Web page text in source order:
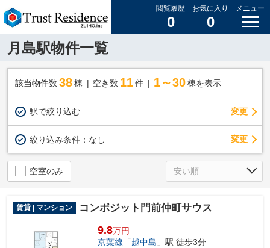
閲覧履歴
0
お気に入り
0
メニュー
月島駅物件一覧
該当物件数 38棟 空き数 11 件 1～30 棟を表示
駅で絞り込む 変更
絞り込み条件： なし 変更
空室のみ
賃貸 | マンション コンポジット門前仲町サウス
9.8万円
京葉線 「越中島 」駅 徒歩3分